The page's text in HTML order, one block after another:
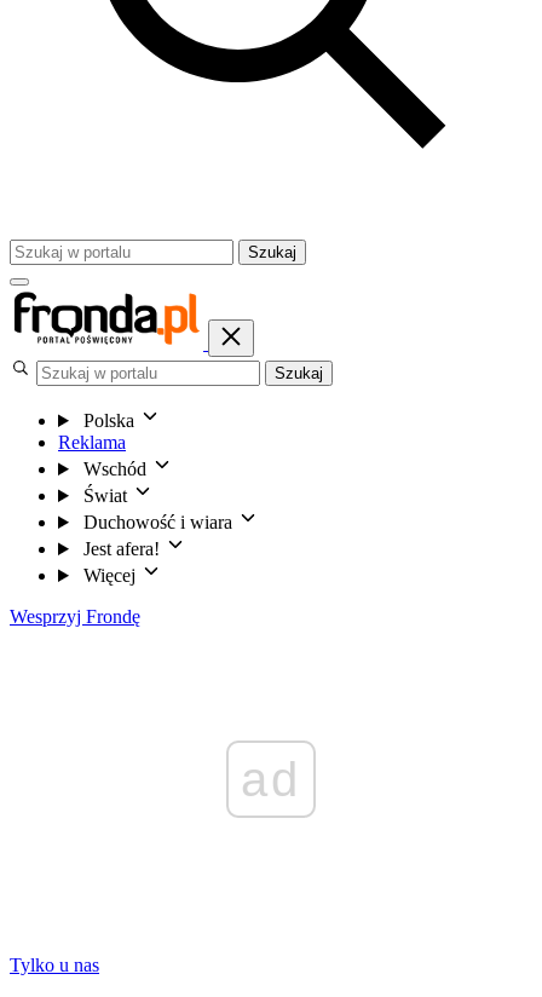
Szukaj
Szukaj
Polska
Reklama
Wschód
Świat
Duchowość i wiara
Jest afera!
Więcej
Wesprzyj Frondę
ad
Tylko u nas